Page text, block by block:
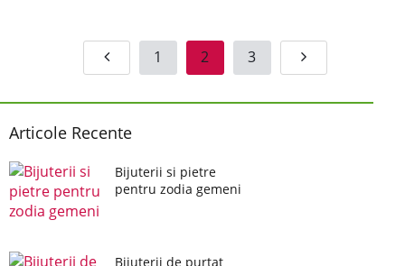
1 2 3
Articole Recente
Bijuterii si pietre
pentru zodia gemeni
Bijuterii de purtat